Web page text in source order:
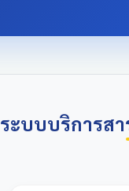
ระบบบริการส